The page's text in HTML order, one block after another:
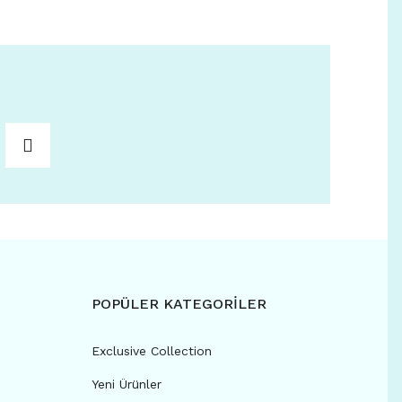
POPÜLER KATEGORİLER
Exclusive Collection
Yeni Ürünler